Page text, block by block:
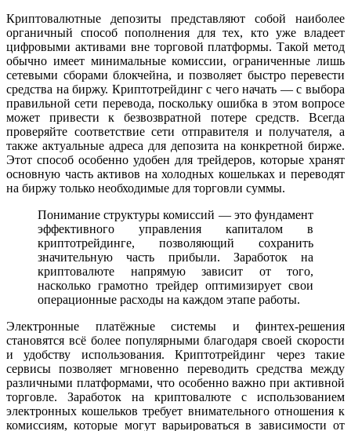
Криптовалютные депозиты представляют собой наиболее
органичный способ пополнения для тех, кто уже владеет
цифровыми активами вне торговой платформы. Такой метод
обычно имеет минимальные комиссии, ограниченные лишь
сетевыми сборами блокчейна, и позволяет быстро перевести
средства на биржу. Криптотрейдинг с чего начать — с выбора
правильной сети перевода, поскольку ошибка в этом вопросе
может привести к безвозвратной потере средств. Всегда
проверяйте соответствие сети отправителя и получателя, а
также актуальные адреса для депозита на конкретной бирже.
Этот способ особенно удобен для трейдеров, которые хранят
основную часть активов на холодных кошельках и переводят
на биржу только необходимые для торговли суммы.
Понимание структуры комиссий — это фундамент
эффективного управления капиталом в
криптотрейдинге, позволяющий сохранить
значительную часть прибыли. Заработок на
криптовалюте напрямую зависит от того,
насколько грамотно трейдер оптимизирует свои
операционные расходы на каждом этапе работы.
Электронные платёжные системы и финтех-решения
становятся всё более популярными благодаря своей скорости
и удобству использования. Криптотрейдинг через такие
сервисы позволяет мгновенно переводить средства между
различными платформами, что особенно важно при активной
торговле. Заработок на криптовалюте с использованием
электронных кошельков требует внимательного отношения к
комиссиям, которые могут варьироваться в зависимости от